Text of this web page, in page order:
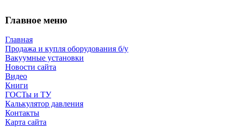
Главное меню
Главная
Продажа и купля оборудования б/y
Вакуумные установки
Новости сайта
Видео
Книги
ГОСТы и ТУ
Калькулятор давления
Контакты
Карта сaйта